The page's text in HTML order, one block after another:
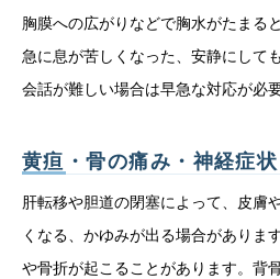
胸膜への広がりなどで胸水がたまる
急に息が苦しくなった、安静にして
会話が難しい場合は早急な対応が必要
黄疸・骨の痛み・神経症状
肝転移や胆道の閉塞によって、皮膚
くなる、かゆみが出る場合がありま
や骨折が起こることがあります。背